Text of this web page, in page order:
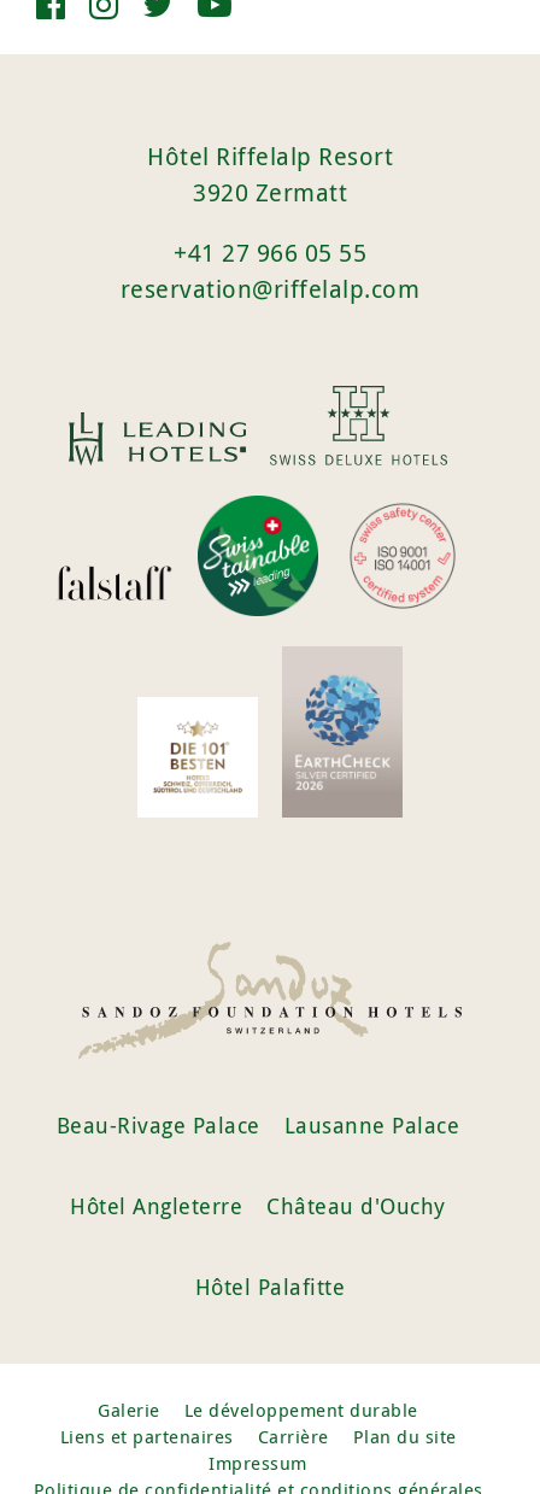
Hôtel Riffelalp Resort
3920 Zermatt
+41 27 966 05 55
reservation@riffelalp.com
Beau-Rivage Palace Lausanne Palace
Hôtel Angleterre Château d'Ouchy
Hôtel Palafitte
Galerie
Le développement durable
Liens et partenaires
Carrière
Plan du site
Impressum
Politique de confidentialité et conditions générales